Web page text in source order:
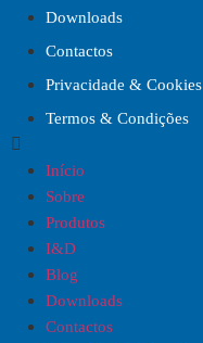
Downloads
Contactos
Privacidade & Cookies
Termos & Condições
Início
Sobre
Produtos
I&D
Blog
Downloads
Contactos